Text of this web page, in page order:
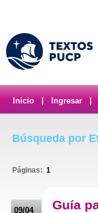
Inicio Ingresar
Búsqueda por
Páginas: 1
09/04
Guía